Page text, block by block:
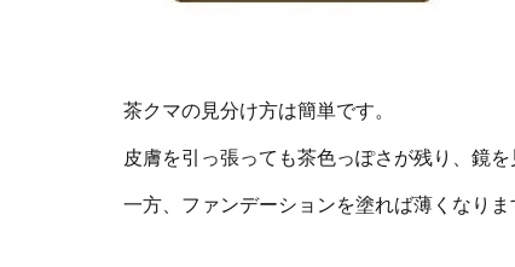
茶クマの見分け方は簡単です。
皮膚を引っ張っても茶色っぽさが残り、鏡
一方、ファンデーションを塗れば薄くなりま